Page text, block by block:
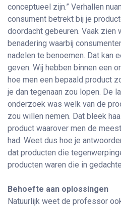
conceptueel zijn.” Verhallen
consument betrekt bij je
doordacht gebeuren. Vaak zien
benadering waarbij
nadelen te benoemen. Dat kan
geven. Wij hebben binnen een
hoe men een bepaald product
je dan tegenaan zou lopen. De
onderzoek was welk van de
zou willen nemen. Dat bleek
product waarover men de
had. Weet dus hoe je
dat producten die
producten waren die in
Behoefte aan oplossingen
Natuurlijk weet de professor